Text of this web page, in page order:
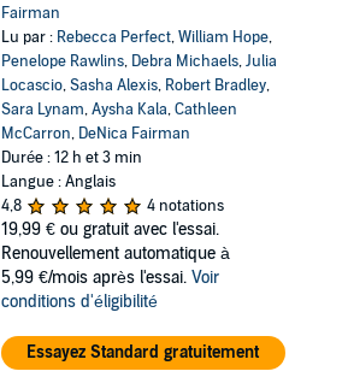
Fairman
Lu par : Rebecca Perfect,William Hope,
Penelope Rawlins, Debra Michaels,Julia
Locascio,Sasha Alexis, Robert Bradley,
Sara Lynam,Aysha Kala,Cathleen
McCarron, DeNica Fairman
Durée : 12 h et 3 min
Langue : Anglais
4,8
4 notations
19,99 € ou gratuit avec l'essai.
Renouvellement automatique à
5,99 €/mois après l'essai. Voir
conditions d'éligibilité
Essayez Standard gratuitement